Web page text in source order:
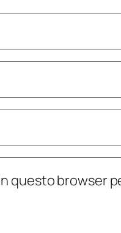
questo browser